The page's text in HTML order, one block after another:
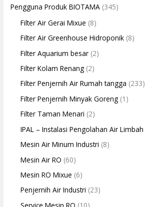
Pengguna Produk BIOTAMA (345)
Filter Air Gerai Mixue (8)
Filter Air Greenhouse Hidroponik (8)
Filter Aquarium besar (2)
Filter Kolam Renang (2)
Filter Penjernih Air Rumah tangga (233)
Filter Penjernih Minyak Goreng (1)
Filter Taman Menari (2)
IPAL – Instalasi Pengolahan Air Limbah
Mesin Air Minum Industri (8)
Mesin Air RO (60)
Mesin RO Mixue (6)
Penjernih Air Industri (23)